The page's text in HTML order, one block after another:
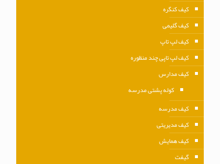
کیف کنگره
کیف گلیمی
کیف لپ تاپ
کیف لپ تاپی چند منظوره
کیف مدارس
کوله پشتی مدرسه
کیف مدرسه
کیف مدیریتی
کیف همایش
گیفت